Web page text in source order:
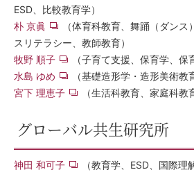
ESD、比較教育学）
朴 京眞
（体育科教育、舞踊（ダン
スリテラシー、教師教育）
牧野 順子
（子育て支援、保育学、保
水島 ゆめ
（基礎造形学・造形美術教
宮下 理恵子
（生活科教育、家庭科教
グローバル共生研究所
神田 和可子 （教育学、ESD、国際理